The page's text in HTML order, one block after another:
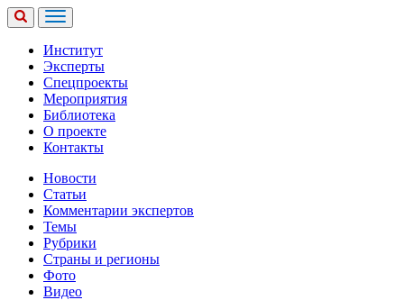
Институт
Эксперты
Спецпроекты
Мероприятия
Библиотека
О проекте
Контакты
Новости
Статьи
Комментарии экспертов
Темы
Рубрики
Страны и регионы
Фото
Видео